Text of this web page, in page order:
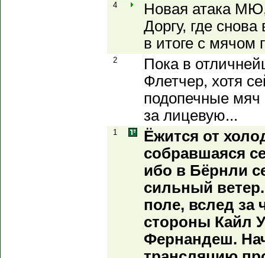
4
Новая атака
Доргу, где
в итоге с мячом
2
Пока в
Флетчер, хотя
подопечные мяч
за лицевую...
1
Ёжится от
собравшаяся
ибо в Бёрнли
сильный
поле, вслед за
стороны Кайл
Фернандеш.